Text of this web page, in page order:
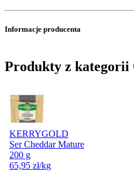
Informacje producenta
Produkty z kategorii
KERRYGOLD
Ser Cheddar Mature
200 g
65,95 zł/kg